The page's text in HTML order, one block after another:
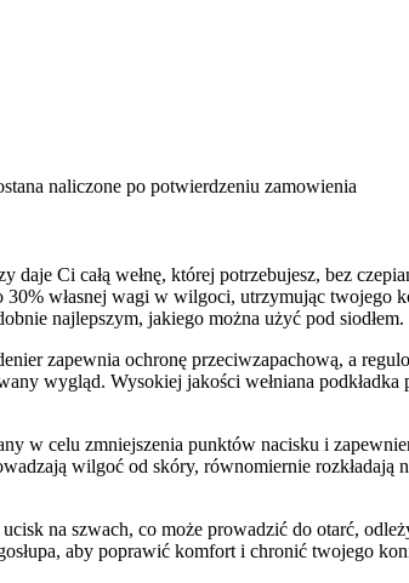
naliczone po potwierdzeniu zamowienia
daje Ci całą wełnę, której potrzebujesz, bez
30% własnej wagi w wilgoci, utrzymując
najlepszym, jakiego można użyć pod siodłem.
zapewnia ochronę przeciwzapachową, a
wygląd. Wysokiej jakości wełniana
w celu zmniejszenia punktów nacisku i
wilgoć od skóry, równomiernie rozkładają
na szwach, co może prowadzić do otarć,
aby poprawić komfort i chronić twojego